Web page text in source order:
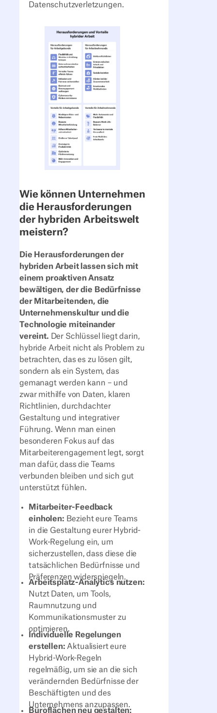
Datenschutzverletzungen.
Wie können Unternehmen
die Herausforderungen
der hybriden Arbeitswelt
meistern?
Die Herausforderungen der
hybriden Arbeit lassen sich mit
einem proaktiven Ansatz
bewältigen, der die Bedürfnisse
der Mitarbeitenden, die
Unternehmenskultur und die
Technologie miteinander
vereint. Der Schlüssel liegt darin,
hybride Arbeit nicht als Problem zu
betrachten, das es zu lösen gilt,
sondern als ein System, das
gemanagt werden kann – und
zwar mithilfe von Daten, klaren
Richtlinien, durchdachter
Gestaltung und integrativer
Führung. Wenn man einen
besonderen Fokus auf das
Mitarbeiterengagement legt, sorgt
man dafür, dass die Teams
verbunden bleiben und sich gut
unterstützt fühlen.
Mitarbeiter-Feedback
einholen: Bezieht eure Teams
in die Gestaltung eurer Hybrid-
Work-Regelung ein, um
sicherzustellen, dass diese die
tatsächlichen Bedürfnisse und
Präferenzen widerspiegeln.
Arbeitsplatz-Analytics nutzen:
Nutzt Daten, um Tools,
Raumnutzung und
Kommunikationsmuster zu
optimieren.
Individuelle Regelungen
erstellen: Aktualisiert eure
Hybrid-Work-Regeln
regelmäßig, um sie an die sich
verändernden Bedürfnisse der
Beschäftigten und des
Unternehmens anzupassen.
Büroflächen neu gestalten: